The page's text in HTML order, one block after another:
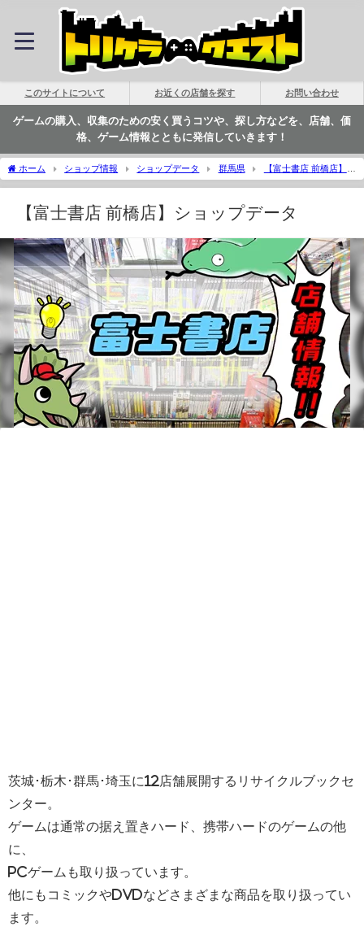
このサイトについて お近くの店舗を探す お問い合わせ
ゲームの購入、収集のための安く買うコツや、探し方などを、店舗、価
格、ゲーム情報とともに発信していきます！
ホーム ショップ情報 ショップデータ 群馬県
【富士書店 前橋店】シ
ョップデータ | トリケラクエスト
【富士書店 前橋店】ショップデータ
茨城･栃木･群馬･埼玉に12店舗展開するリサイクルブックセ
ンター。
ゲームは通常の据え置きハード、携帯ハードのゲームの他
に、
PCゲームも取り扱っています。
他にもコミックやDVDなどさまざまな商品を取り扱ってい
ます。